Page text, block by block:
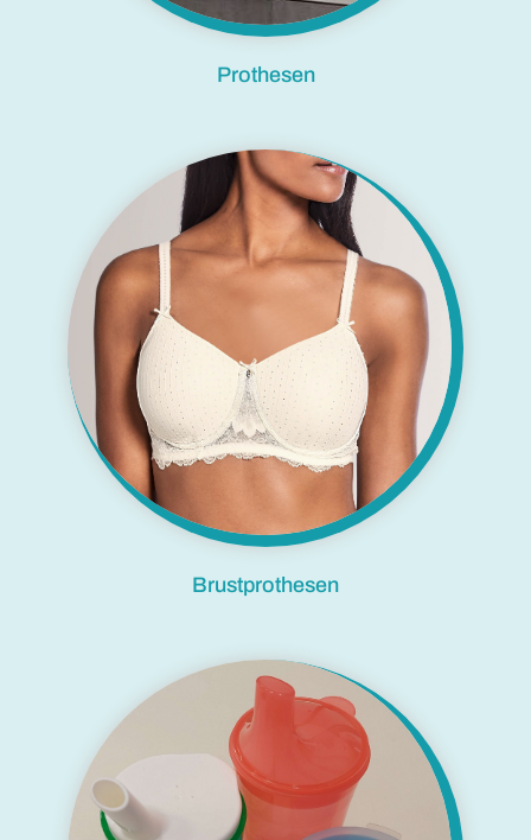
Prothesen
Brustprothesen